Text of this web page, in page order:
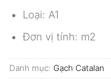
Loại: A1
Đơn vị tính: m2
Danh mục: Gạch Catalan